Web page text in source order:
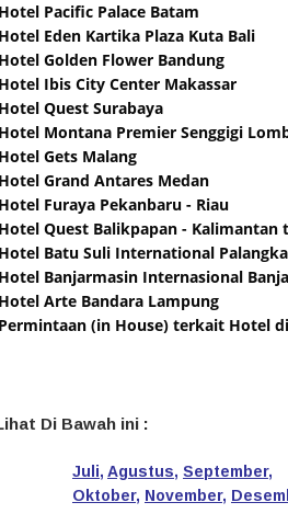
Hotel Pacific Palace Batam
Hotel Eden Kartika Plaza Kuta Bali
Hotel Golden Flower Bandung
Hotel Ibis City Center Makassar
Hotel Quest Surabaya
Hotel Montana Premier Senggigi
Hotel Gets Malang
Hotel Grand Antares Medan
Hotel Furaya Pekanbaru - Riau
Hotel Quest Balikpapan - Kalimantan
Hotel Batu Suli International
Hotel Banjarmasin Internasional
Hotel Arte Bandara Lampung
Permintaan (in House) terkait Hotel
Di Bawah ini :
Juli, Agustus, September,
Oktober, November,